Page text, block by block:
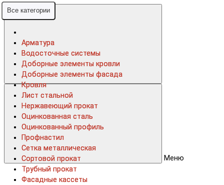
Меню
Все категории
Арматура
Водосточные системы
Доборные элементы кровли
Доборные элементы фасада
Кровля
Лист стальной
Нержавеющий прокат
Оцинкованная сталь
Оцинкованный профиль
Профнастил
Сетка металлическая
Сортовой прокат
Трубный прокат
Фасадные кассеты
Все категории
Арматура
Водосточные системы
Доборные элементы кровли
Доборные элементы фасада
Кровля
Лист стальной
Нержавеющий прокат
Оцинкованная сталь
Оцинкованный профиль
Профнастил
Сетка металлическая
Сортовой прокат
Трубный прокат
Фасадные кассеты